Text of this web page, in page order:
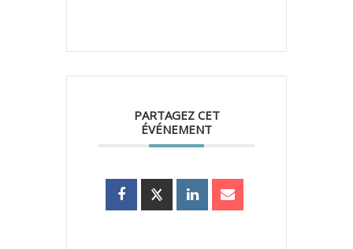
PARTAGEZ CET
ÉVÉNEMENT